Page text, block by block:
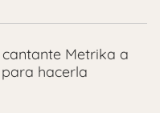
Metrika a
hacerla